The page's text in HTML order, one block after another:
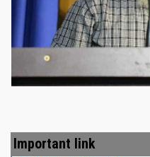
Important link